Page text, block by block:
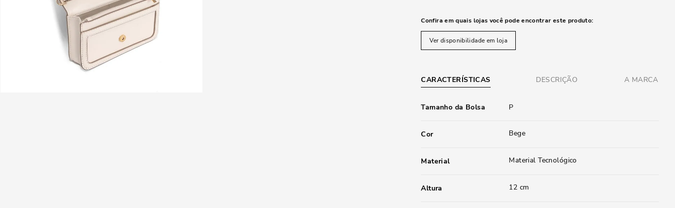
Confira em quais lojas você pode encontrar este produto:
Ver disponibilidade em loja
CARACTERÍSTICAS DESCRIÇÃO A MARCA
Tamanho da Bolsa P
Cor Bege
Material Material Tecnológico
Altura 12 cm